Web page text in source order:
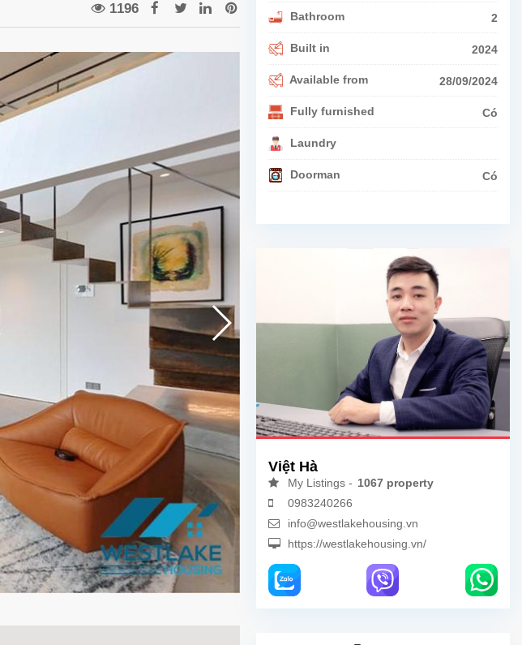
1196
Bathroom 2
Built in 2024
Available from 28/09/2024
Fully furnished Có
Laundry
Doorman Có
Việt Hà
My Listings - 1067 property
0983240266
info@westlakehousing.vn
https://westlakehousing.vn/